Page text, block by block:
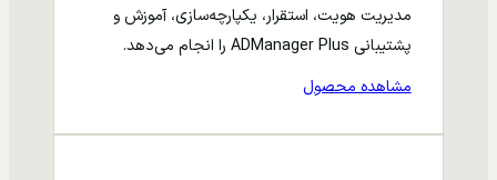
مدیریت هویت، استقرار، یکپارچه‌سازی، آموزش و
پشتیبانی ADManager Plus را انجام می‌دهد.
مشاهده محصول